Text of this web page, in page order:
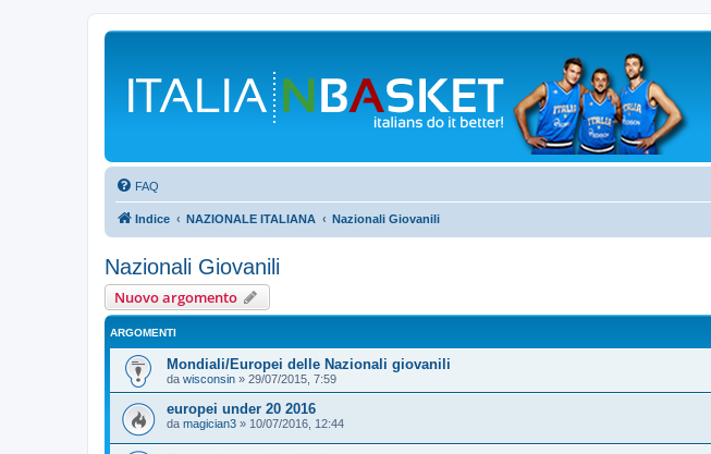
FAQ
Indice NAZIONALE ITALIANA Nazionali Giovanili
Nazionali Giovanili
Nuovo argomento
ARGOMENTI
Mondiali/Europei delle Nazionali giovanili
da wisconsin » 29/07/2015, 7:59
europei under 20 2016
da magician3 » 10/07/2016, 12:44